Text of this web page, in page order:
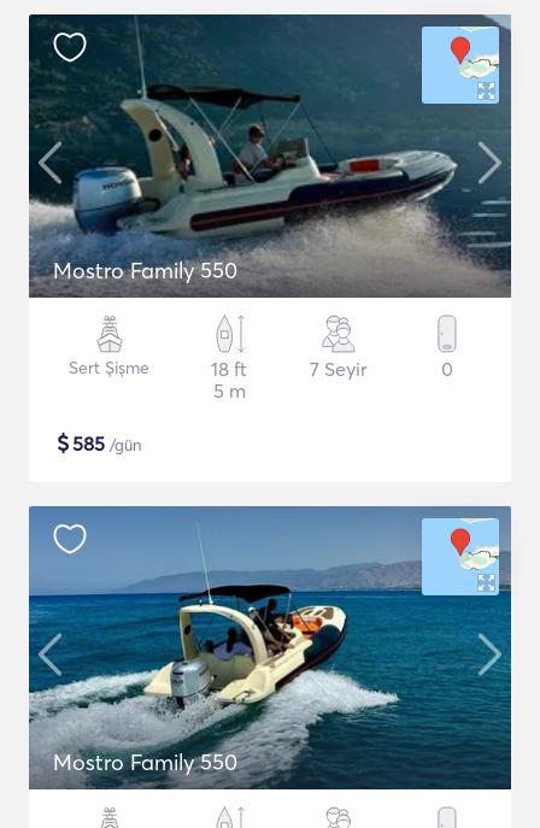
Mostro Family 550
Sert Şişme
18 ft
5 m
7 Seyir 0
$585 /gün
Mostro Family 550